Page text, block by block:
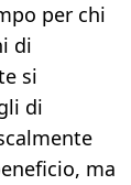
per chi
di
si
di
ma